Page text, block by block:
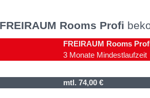
FREIRAUM Rooms Profi
FREIRAUM Rooms
3 Monate Mindestlaufzeit
mtl. 74,00 €